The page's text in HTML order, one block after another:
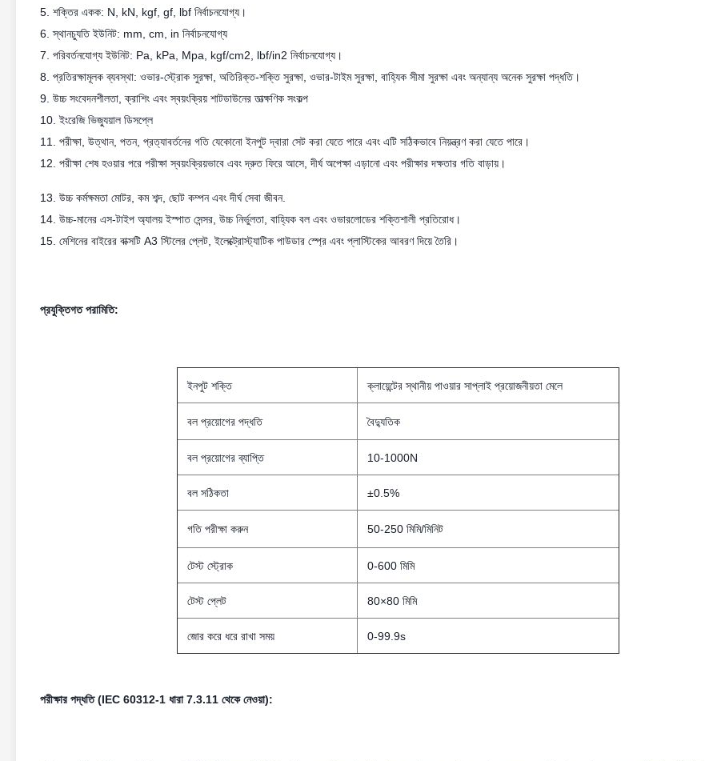
5. শক্তির একক: N, kN, kgf, gf, lbf নির্বাচনযোগ্য।
6. স্থানচ্যুতি ইউনিট: mm, cm, in নির্বাচনযোগ্য
7. পরিবর্তনযোগ্য ইউনিট: Pa, kPa, Mpa, kgf/cm2, lbf/in2 নির্বাচনযোগ্য।
8. প্রতিরক্ষামূলক ব্যবস্থা: ওভার-স্ট্রোক সুরক্ষা, অতিরিক্ত-শক্তি সুরক্ষা, ওভার-টাইম সুরক্ষা, বাহ্যিক সীমা সুরক্ষা এবং অন্যান্য অনেক সুরক্ষা পদ্ধতি।
9. উচ্চ সংবেদনশীলতা, ক্রাশিং এবং স্বয়ংক্রিয় শাটডাউনের তাত্ক্ষণিক সংকল্প
10. ইংরেজি ভিজ্যুয়াল ডিসপ্লে
11. পরীক্ষা, উত্থান, পতন, প্রত্যাবর্তনের গতি যেকোনো ইনপুট দ্বারা সেট করা যেতে পারে এবং এটি সঠিকভাবে নিয়ন্ত্রণ করা যেতে পারে।
12. পরীক্ষা শেষ হওয়ার পরে পরীক্ষা স্বয়ংক্রিয়ভাবে এবং দ্রুত ফিরে আসে, দীর্ঘ অপেক্ষা এড়ানো এবং পরীক্ষার দক্ষতার গতি বাড়ায়।
13. উচ্চ কর্মক্ষমতা মোটর, কম শব্দ, ছোট কম্পন এবং দীর্ঘ সেবা জীবন.
14. উচ্চ-মানের এস-টাইপ অ্যালয় ইস্পাত সেন্সর, উচ্চ নির্ভুলতা, বাহ্যিক বল এবং ওভারলোডের শক্তিশালী প্রতিরোধ।
15. মেশিনের বাইরের বাক্সটি A3 স্টিলের প্লেট, ইলেক্ট্রোস্ট্যাটিক পাউডার স্প্রে এবং প্লাস্টিকের আবরণ দিয়ে তৈরি।
প্রযুক্তিগত পরামিতি:
ইনপুট শক্তি ক্লায়েন্টের স্থানীয় পাওয়ার সাপ্লাই প্রয়োজনীয়তা মেলে
বল প্রয়োগের পদ্ধতি বৈদ্যুতিক
বল প্রয়োগের ব্যাপ্তি 10-1000N
বল সঠিকতা ±0.5%
গতি পরীক্ষা করুন 50-250 মিমি/মিনিট
টেস্ট স্ট্রোক 0-600 মিমি
টেস্ট প্লেট 80×80 মিমি
জোর করে ধরে রাখা সময় 0-99.9s
পরীক্ষার পদ্ধতি (IEC 60312-1 ধারা 7.3.11 থেকে নেওয়া):